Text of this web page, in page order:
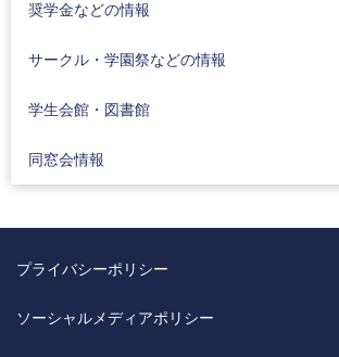
キャンパスで撮影された主な映画・ドラマ
海外研修と海外語学研修
サービスラーニング（地域貢献）について
奨学金などの情報
学費について
教育ローン
保険制度について
サークル・学園祭などの情報
学生会館・図書館
同窓会情報
プライバシーポリシー
ソーシャルメディアポリシー